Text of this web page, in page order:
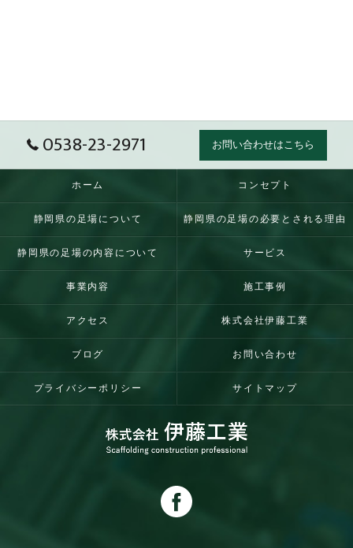
0538-23-2971 お問い合わせはこちら
ホーム コンセプト
静岡県の足場について 静岡県の足場の必要とされる理由
静岡県の足場の内容について サービス
事業内容 施工事例
アクセス 株式会社伊藤工業
ブログ お問い合わせ
プライバシーポリシー サイトマップ